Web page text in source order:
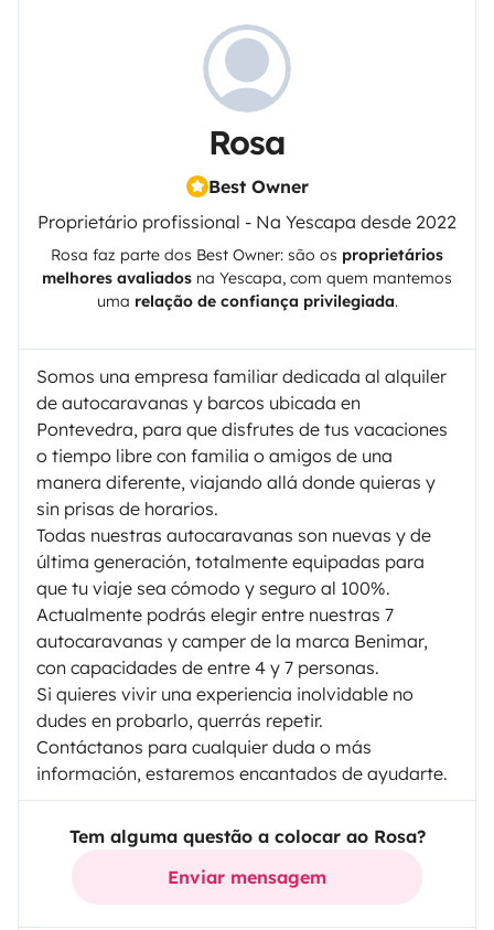
Rosa
Best Owner
Proprietário profissional - Na Yescapa desde 2022
Rosa faz parte dos Best Owner: são os proprietários
melhores avaliados na Yescapa, com quem mantemos
uma relação de confiança privilegiada.
Somos una empresa familiar dedicada al alquiler
de autocaravanas y barcos ubicada en
Pontevedra, para que disfrutes de tus vacaciones
o tiempo libre con familia o amigos de una
manera diferente, viajando allá donde quieras y
sin prisas de horarios.
Todas nuestras autocaravanas son nuevas y de
última generación, totalmente equipadas para
que tu viaje sea cómodo y seguro al 100%.
Actualmente podrás elegir entre nuestras 7
autocaravanas y camper de la marca Benimar,
con capacidades de entre 4 y 7 personas.
Si quieres vivir una experiencia inolvidable no
dudes en probarlo, querrás repetir.
Contáctanos para cualquier duda o más
información, estaremos encantados de ayudarte.
Tem alguma questão a colocar ao Rosa?
Enviar mensagem